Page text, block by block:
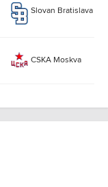
Slovan Bratislava
CSKA Moskva